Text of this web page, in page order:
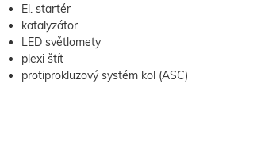
El. startér
katalyzátor
LED světlomety
plexi štít
protiprokluzový systém kol (ASC)